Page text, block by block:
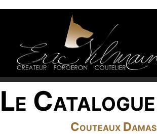
Le Catalogue
Couteaux Damas